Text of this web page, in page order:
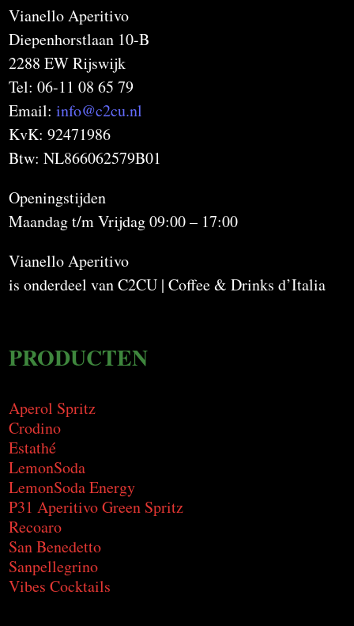
Vianello Aperitivo
Diepenhorstlaan 10-B
2288 EW Rijswijk
Tel: 06-11 08 65 79
Email:info@c2cu.nl
KvK: 92471986
Btw: NL866062579B01
Openingstijden
Maandag t/m Vrijdag 09:00 – 17:00
Vianello Aperitivo
is onderdeel van C2CU | Coffee & Drinks d’Italia
PRODUCTEN
Aperol Spritz
Crodino
Estathé
LemonSoda
LemonSoda Energy
P31 Aperitivo Green Spritz
Recoaro
San Benedetto
Sanpellegrino
Vibes Cocktails